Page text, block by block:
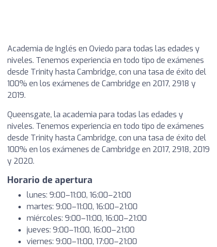
Academia de Inglés en Oviedo para todas las edades y
niveles. Tenemos experiencia en todo tipo de exámenes
desde Trinity hasta Cambridge, con una tasa de éxito del
100% en los exámenes de Cambridge en 2017, 2918 y
2019.
Queensgate, la academia para todas las edades y
niveles. Tenemos experiencia en todo tipo de exámenes
desde Trinity hasta Cambridge, con una tasa de éxito del
100% en los exámenes de Cambridge en 2017, 2918, 2019
y 2020.
Horario de apertura
lunes: 9:00–11:00, 16:00–21:00
martes: 9:00–11:00, 16:00–21:00
miércoles: 9:00–11:00, 16:00–21:00
jueves: 9:00–11:00, 16:00–21:00
viernes: 9:00–11:00, 17:00–21:00